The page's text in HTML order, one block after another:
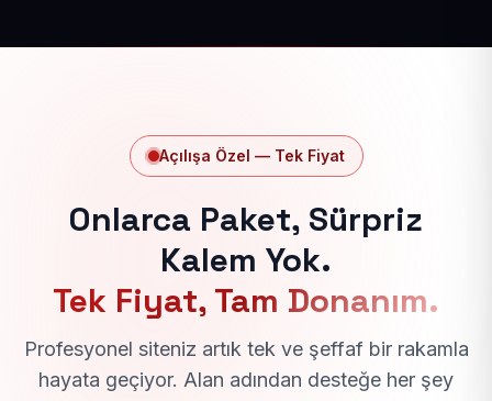
Açılışa Özel — Tek Fiyat
Onlarca Paket, Sürpriz
Kalem Yok.
Tek Fiyat, Tam Donanım.
Profesyonel siteniz artık tek ve şeffaf bir rakamla
hayata geçiyor. Alan adından desteğe her şey